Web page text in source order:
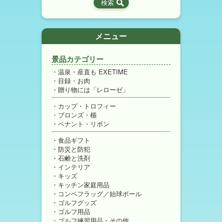
メニュー
景品カテゴリー
温泉・産直も EXETIME
目録・お肉
贈り物には「レローゼ」
カップ・トロフィー
ブロンズ・楯
ペナント・リボン
食品ギフト
防災と防犯
石鹸と洗剤
インテリア
キッズ
キッチン家庭用品
コンペフラッグ／始球ボール
ゴルフグッズ
ゴルフ用品
ゴルフ練習用品・その他